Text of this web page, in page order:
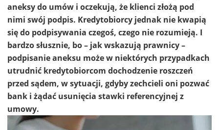
aneksy do umów i oczekują, że klienci złożą pod
nimi swój podpis. Kredytobiorcy jednak nie kwapią
się do podpisywania czegoś, czego nie rozumieją. I
bardzo słusznie, bo – jak wskazują prawnicy –
podpisanie aneksu może w niektórych przypadkach
utrudnić kredytobiorcom dochodzenie roszczeń
przed sądem, w sytuacji, gdyby zechcieli oni pozwać
bank i żądać usunięcia stawki referencyjnej z
umowy.